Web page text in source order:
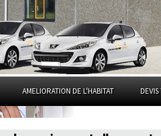
AMELIORATION DE L'HABITAT DEVIS